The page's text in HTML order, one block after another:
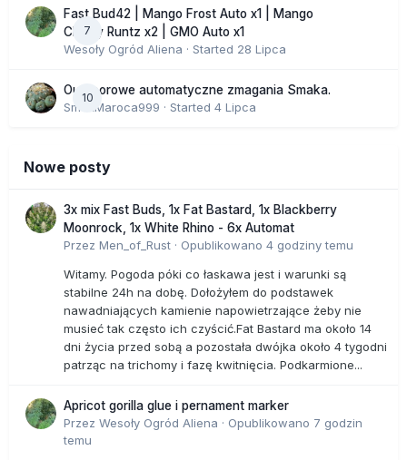
7
Fast Bud42 | Mango Frost Auto x1 | Mango
Cherry Runtz x2 | GMO Auto x1
Wesoły Ogród Aliena · Started 28 Lipca
10
Outdoorowe automatyczne zmagania Smaka.
SmakMaroca999 · Started 4 Lipca
Nowe posty
3x mix Fast Buds, 1x Fat Bastard, 1x Blackberry
Moonrock, 1x White Rhino - 6x Automat
Przez Men_of_Rust · Opublikowano 4 godziny temu
Witamy. Pogoda póki co łaskawa jest i warunki są
stabilne 24h na dobę. Dołożyłem do podstawek
nawadniających kamienie napowietrzające żeby nie
musieć tak często ich czyścić.Fat Bastard ma około 14
dni życia przed sobą a pozostała dwójka około 4 tygodni
patrząc na trichomy i fazę kwitnięcia. Podkarmione...
Apricot gorilla glue i pernament marker
Przez Wesoły Ogród Aliena · Opublikowano 7 godzin
temu